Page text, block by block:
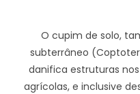
O cupim de solo,
subterrâneo
danifica estruturas
agrícolas, e inclusive